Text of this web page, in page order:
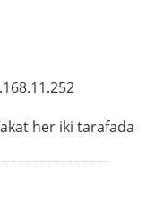
her iki tarafada